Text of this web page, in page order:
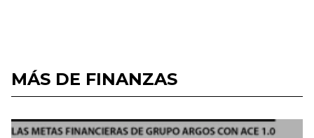
MÁS DE FINANZAS